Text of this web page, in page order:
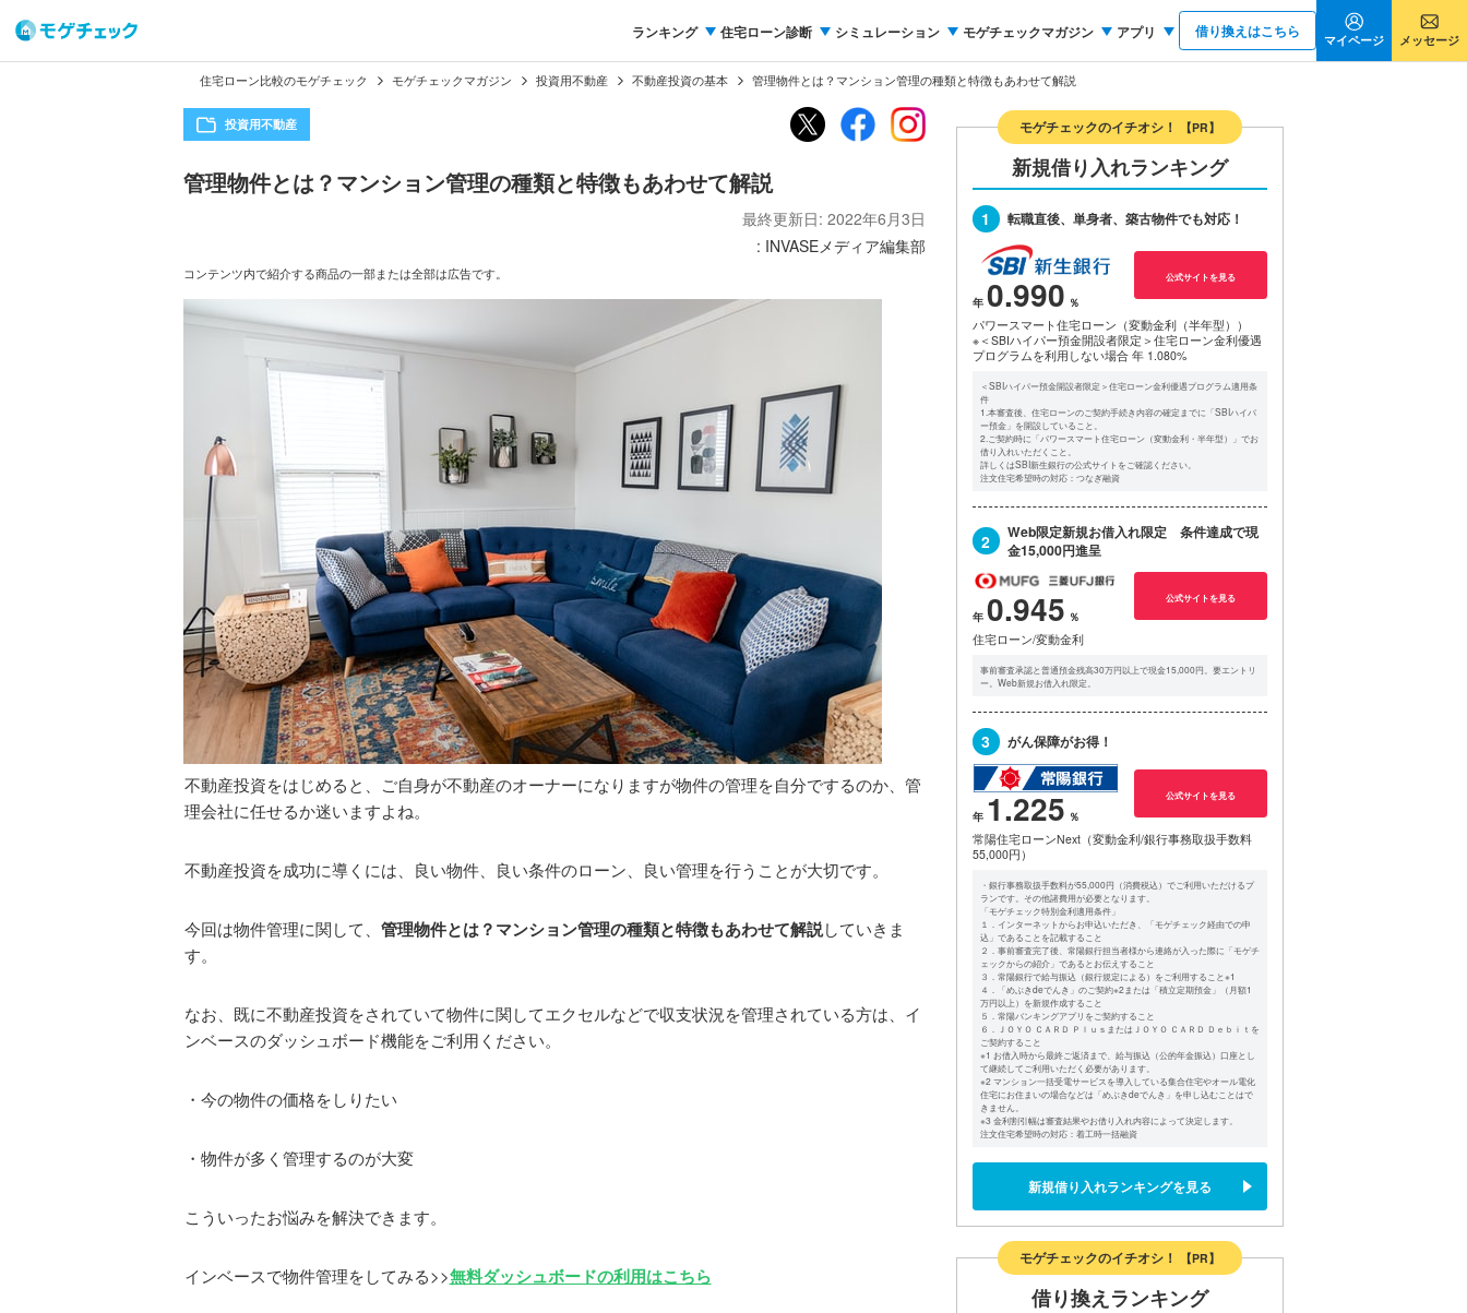
ランキング 住宅ローン診断 シミュレーション モゲチェックマガジン アプリ 借り換えはこちら マイページ メッセージ
住宅ローン比較のモゲチェック モゲチェックマガジン 投資用不動産 不動産投資の基本 管理物件とは？マンション管理の種類と特徴もあわせて解説
投資用不動産
管理物件とは？マンション管理の種類と特徴もあわせて解説
最終更新日: 2022年6月3日
: INVASEメディア編集部
コンテンツ内で紹介する商品の一部または全部は広告です。
不動産投資をはじめると、ご自身が不動産のオーナーになりますが物件の管理を自分でするのか、管
理会社に任せるか迷いますよね。
不動産投資を成功に導くには、良い物件、良い条件のローン、良い管理を行うことが大切です。
今回は物件管理に関して、 管理物件とは？マンション管理の種類と特徴もあわせて解説していきま
す。
なお、既に不動産投資をされていて物件に関してエクセルなどで収支状況を管理されている方は、イ
ンベースのダッシュボード機能をご利用ください。
・今の物件の価格をしりたい
・物件が多く管理するのが大変
こういったお悩みを解決できます。
インベースで物件管理をしてみる>>無料ダッシュボードの利用はこちら
モゲチェックのイチオシ！ 【PR】
新規借り入れランキング
1 転職直後、単身者、築古物件でも対応！
0.990 公式サイトを見る
パワースマート住宅ローン（変動金利（半年型））
※＜SBIハイパー預金開設者限定＞住宅ローン金利優遇
プログラムを利用しない場合 年 1.080%
＜SBIハイパー預金開設者限定＞住宅ローン金利優遇プログラム適用条
件
1.本審査後、住宅ローンのご契約手続き内容の確定までに「SBIハイパ
ー預金」を開設していること。
2.ご契約時に「パワースマート住宅ローン（変動金利・半年型）」でお
借り入れいただくこと。
詳しくはSBI新生銀行の公式サイトをご確認ください。
注文住宅希望時の対応：つなぎ融資
2
Web限定新規お借入れ限定 条件達成で現
金15,000円進呈
0.945 公式サイトを見る
住宅ローン/変動金利
事前審査承認と普通預金残高30万円以上で現金15,000円。要エントリ
ー。Web新規お借入れ限定。
3 がん保障がお得！
1.225 公式サイトを見る
常陽住宅ローンNext（変動金利/銀行事務取扱手数料
55,000円）
・銀行事務取扱手数料が55,000円（消費税込）でご利用いただけるプ
ランです。その他諸費用が必要となります。
「モゲチェック特別金利適用条件」
１．インターネットからお申込いただき、「モゲチェック経由での申
込」であることを記載すること
２．事前審査完了後、常陽銀行担当者様から連絡が入った際に「モゲチ
ェックからの紹介」であるとお伝えすること
３．常陽銀行で給与振込（銀行規定による）をご利用すること※1
４．「めぶきdeでんき」のご契約※2または「積立定期預金」（月額1
万円以上）を新規作成すること
５．常陽バンキングアプリをご契約すること
６．ＪＯＹＯ ＣＡＲＤ ＰｌｕｓまたはＪＯＹＯ ＣＡＲＤ Ｄｅｂｉｔを
ご契約すること
※1 お借入時から最終ご返済まで、給与振込（公的年金振込）口座とし
て継続してご利用いただく必要があります。
※2 マンション一括受電サービスを導入している集合住宅やオール電化
住宅にお住まいの場合などは「めぶきdeでんき」を申し込むことはで
きません。
※3 金利割引幅は審査結果やお借り入れ内容によって決定します。
注文住宅希望時の対応：着工時一括融資
新規借り入れランキングを見る
モゲチェックのイチオシ！ 【PR】
借り換えランキング